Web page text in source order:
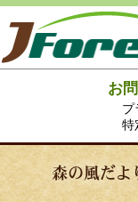
お
プ
特
森の風だよ